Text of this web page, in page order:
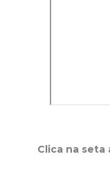
Clica na seta